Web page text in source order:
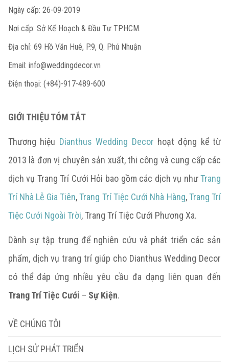
Ngày cấp: 26-09-2019
Nơi cấp: Sở Kế Hoạch & Đầu Tư TPHCM.
Địa chỉ: 69 Hồ Văn Huê, P.9, Q. Phú Nhuận
Email: info@weddingdecor.vn
Điện thoại: (+84)-917-489-600
GIỚI THIỆU TÓM TẮT
Thương hiệu Dianthus Wedding Decor hoạt động kể từ
2013 là đơn vị chuyên sản xuất, thi công và cung cấp các
dịch vụ Trang Trí Cưới Hỏi bao gồm các dịch vụ nhưTrang
Trí Nhà Lễ Gia Tiên,Trang Trí Tiệc Cưới Nhà Hàng,Trang Trí
Tiệc Cưới Ngoài Trời, Trang Trí Tiệc Cưới Phương Xa.
Dành sự tập trung để nghiên cứu và phát triển các sản
phẩm, dịch vụ trang trí giúp cho Dianthus Wedding Decor
có thể đáp ứng nhiều yêu cầu đa dạng liên quan đến
Trang Trí Tiệc Cưới – Sự Kiện.
VỀ CHÚNG TÔI
LỊCH SỬ PHÁT TRIỂN